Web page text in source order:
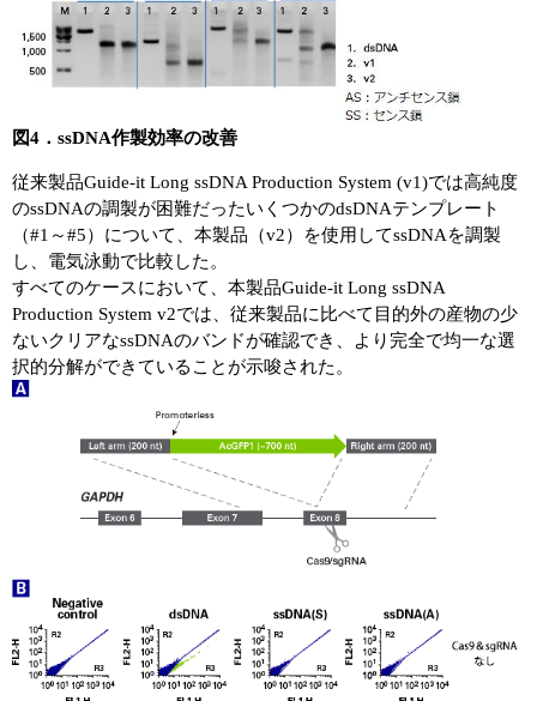
図4．ssDNA作製効率の改善
従来製品Guide-it Long ssDNA Production System (v1)では高純度
のssDNAの調製が困難だったいくつかのdsDNAテンプレート
（#1～#5）について、本製品（v2）を使用してssDNAを調製
し、電気泳動で比較した。
すべてのケースにおいて、本製品Guide-it Long ssDNA
Production System v2では、従来製品に比べて目的外の産物の少
ないクリアなssDNAのバンドが確認でき、より完全で均一な選
択的分解ができていることが示唆された。